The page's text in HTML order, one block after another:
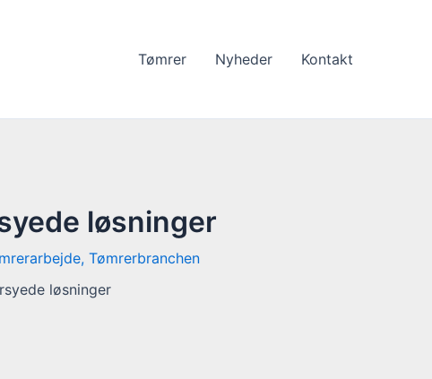
Tømrer Nyheder Kontakt
løsninger
, Tømrerbranchen
løsninger